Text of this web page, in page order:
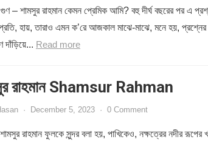
গুণ – শামসুর রাহমান কেমন প্রেমিক আমি? বহু দীর্ঘ বছরের পর এ
হায়, তারাও এমন ক’রে আজকাল মাঝে-মাঝে, মনে হয়,
দাঁড়িয়ে... Read more
রাহমান Shamsur Rahman
· December 5, 2023 · 0 Comment
শামসুর রাহমান ফুলকে সুন্দর বলা হয়, পাখিকেও, নক্ষত্রের নদীর রূপের